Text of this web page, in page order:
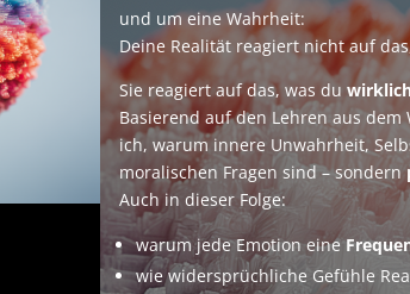
und um eine Wahrheit:
Deine Realität reagiert nicht auf
Sie reagiert auf das, was du
Basierend auf den Lehren aus dem
ich, warum innere Unwahrheit,
moralischen Fragen sind – sondern
Auch in dieser Folge:
warum jede Emotion eine
wie widersprüchliche Gefühle